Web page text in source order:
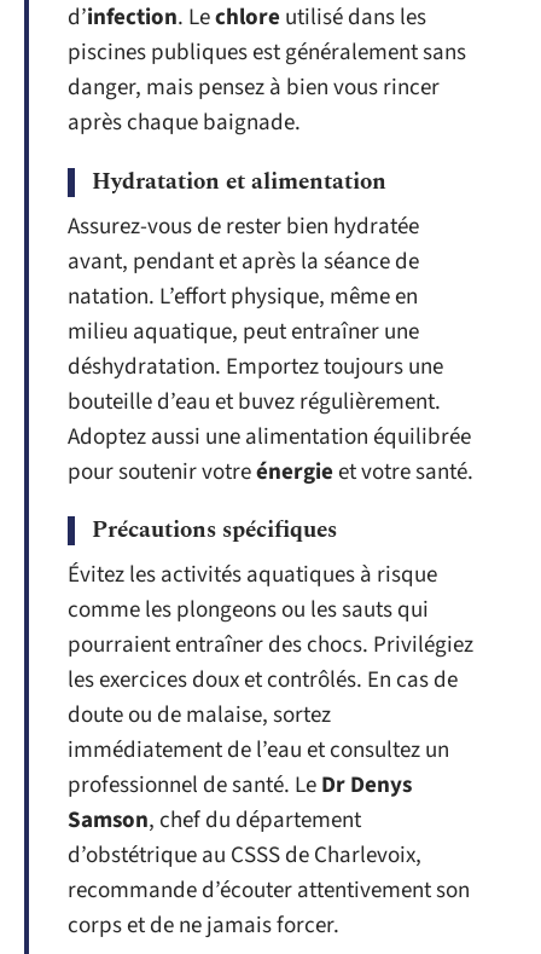
d’infection. Lechlore utilisé dans les
piscines publiques est généralement sans
danger, mais pensez à bien vous rincer
après chaque baignade.
Hydratation et alimentation
Assurez-vous de rester bien hydratée
avant, pendant et après la séance de
natation. L’effort physique, même en
milieu aquatique, peut entraîner une
déshydratation. Emportez toujours une
bouteille d’eau et buvez régulièrement.
Adoptez aussi une alimentation équilibrée
pour soutenir votreénergieet votre santé.
Précautions spécifiques
Évitez les activités aquatiques à risque
comme les plongeons ou les sauts qui
pourraient entraîner des chocs. Privilégiez
les exercices doux et contrôlés. En cas de
doute ou de malaise, sortez
immédiatement de l’eau et consultez un
professionnel de santé. LeDr Denys
Samson, chef du département
d’obstétrique au CSSS de Charlevoix,
recommande d’écouter attentivement son
corps et de ne jamais forcer.